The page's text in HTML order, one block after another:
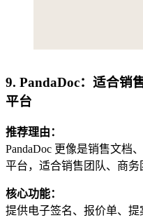
9. PandaDoc：适合销
平台
推荐理由：
PandaDoc 更像是销售文档
平台，适合销售团队、商务
核心功能：
提供电子签名、报价单、